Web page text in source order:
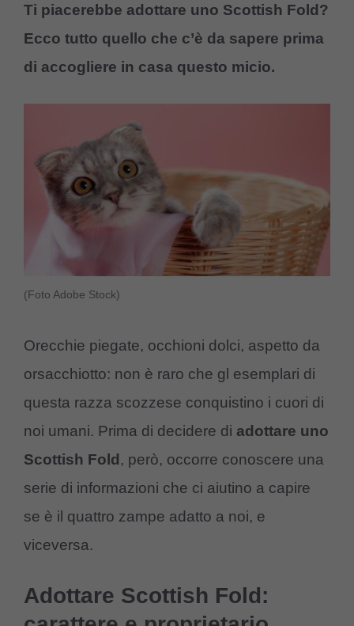
Ti piacerebbe adottare uno Scottish Fold?
Ecco tutto quello che c’è da sapere prima
di accogliere in casa questo micio.
(Foto Adobe Stock)
Orecchie piegate, occhioni dolci, aspetto da
orsacchiotto: non è raro che gl esemplari di
questa razza scozzese conquistino i cuori di
noi umani. Prima di decidere di adottare uno
Scottish Fold, però, occorre conoscere una
serie di informazioni che ci aiutino a capire
se è il quattro zampe adatto a noi, e
viceversa.
Adottare Scottish Fold: